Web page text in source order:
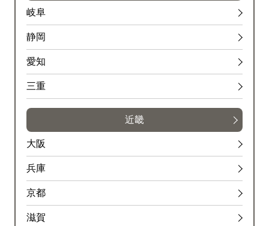
岐阜
静岡
愛知
三重
近畿
大阪
兵庫
京都
滋賀